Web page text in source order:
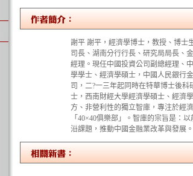
謝平 謝平，經濟學博士，教授、博士
司長、湖南分行行長、研究局局長、
經理。現任中國投資公司副總經理、
學學士、經濟學碩士，中國人民銀行
司，二?一三年起同時在特華博士後
士，西南財經大學經濟學碩士、經濟
方、非營利性的獨立智庫，專注於經
「40×40俱樂部」。智庫的宗旨是：
沿課題，推動中國金融業改革與發展。